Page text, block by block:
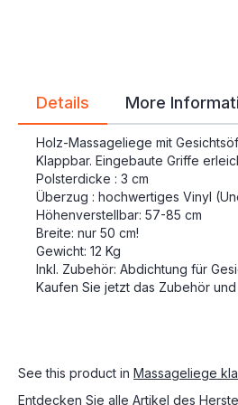
Details
Holz-Massageliege mit
Klappbar. Eingebaute Griffe
Polsterdicke : 3 cm
Überzug : hochwertiges Vinyl
Höhenverstellbar: 57-85 cm
Breite: nur 50 cm!
Gewicht: 12 Kg
Inkl. Zubehör: Abdichtung für
Kaufen Sie jetzt das Zubehör
More
See this product in Massageliege
Entdecken Sie alle Artikel des